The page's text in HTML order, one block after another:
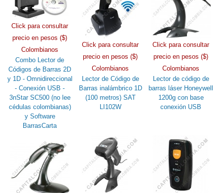
Click para consultar
precio en pesos ($)
Colombianos
Combo Lector de
Códigos de Barras 2D
y 1D - Omnidireccional
- Conexión USB -
3nStar SC500 (no lee
cédulas colombianas)
y Software
BarrasCarta
Click para consultar
precio en pesos ($)
Colombianos
Lector de Código de
Barras inalámbrico 1D
(100 metros) SAT
LI102W
Click para consultar
precio en pesos ($)
Colombianos
Lector de código de
barras láser Honeywell
1200g con base
conexión USB